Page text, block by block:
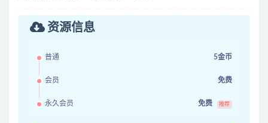
资源信息
普通 5金币
会员 免费
永久会员 免费 推荐